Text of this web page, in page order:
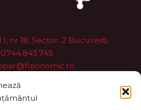
nr.18, Sector. 2 Bucuresti
0744.843.745